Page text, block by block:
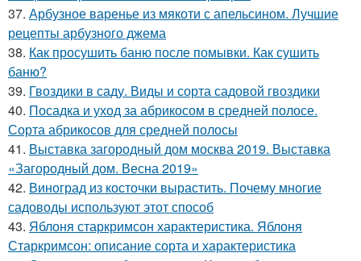
37. Арбузное варенье из мякоти с апельсином. Лучшие
рецепты арбузного джема
38. Как просушить баню после помывки. Как сушить
баню?
39. Гвоздики в саду. Виды и сорта садовой гвоздики
40. Посадка и уход за абрикосом в средней полосе.
Сорта абрикосов для средней полосы
41. Выставка загородный дом москва 2019. Выставка
«Загородный дом. Весна 2019»
42. Виноград из косточки вырастить. Почему многие
садоводы используют этот способ
43. Яблоня старкримсон характеристика. Яблоня
Старкримсон: описание сорта и характеристика